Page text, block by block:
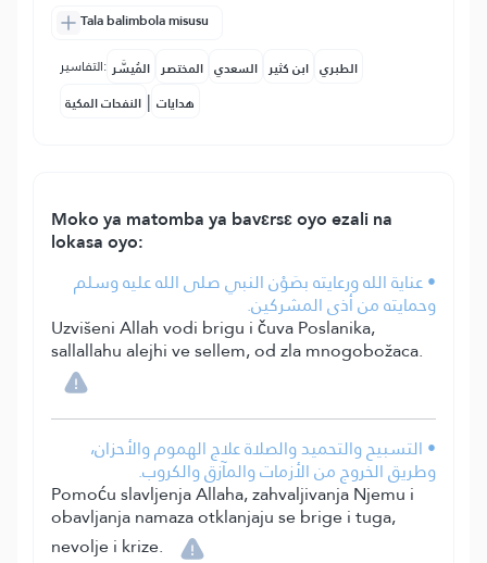
Tala balimbola misusu
التفاسير: المُيسَّر المختصر السعدي ابن كثير الطبري
النفحات المكية | هدايات
Moko ya matomba ya bavɛrsɛ oyo ezali na
lokasa oyo:
• عناية الله ورعايته بصَوْن النبي صلى الله عليه وسلم
وحمايته من أذى المشركين.
Uzvišeni Allah vodi brigu i čuva Poslanika,
sallallahu alejhi ve sellem, od zla mnogobožaca.
• التسبيح والتحميد والصلاة علاج الهموم والأحزان،
وطريق الخروج من الأزمات والمآزق والكروب.
Pomoću slavljenja Allaha, zahvaljivanja Njemu i
obavljanja namaza otklanjaju se brige i tuga,
nevolje i krize.